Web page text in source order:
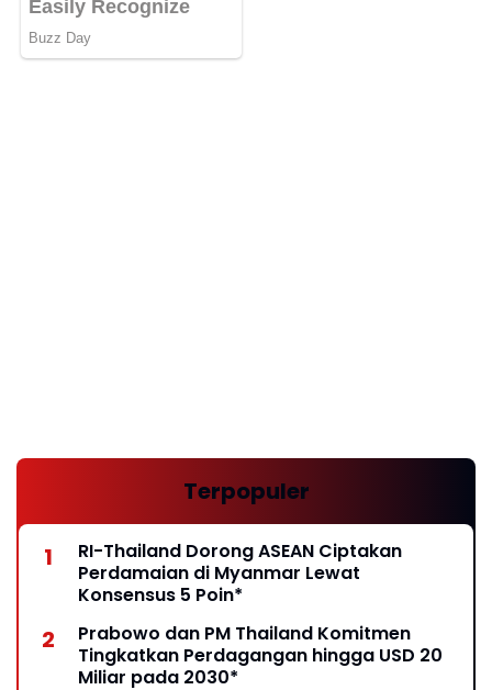
Terpopuler
RI-Thailand Dorong ASEAN Ciptakan
Perdamaian di Myanmar Lewat
Konsensus 5 Poin*
Prabowo dan PM Thailand Komitmen
Tingkatkan Perdagangan hingga USD 20
Miliar pada 2030*